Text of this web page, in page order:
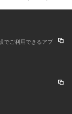
、ビジネスシー
ムレスタイプにす
でご利用できるアプ